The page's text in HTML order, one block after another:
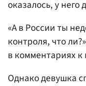
оказалось, у него
«А в России ты
контроля, что
в комментариях к
Однако девушка